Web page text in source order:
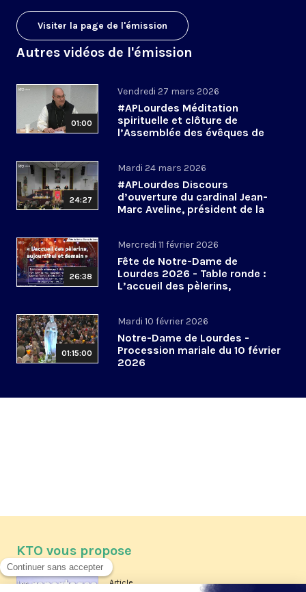
Visiter la page de l'émission
Autres vidéos de l'émission
01:00
Vendredi 27 mars 2026
#APLourdes Méditation
spirituelle et clôture de
l’Assemblée des évêques de
24:27
Mardi 24 mars 2026
#APLourdes Discours
d’ouverture du cardinal Jean-
Marc Aveline, président de la
26:38
Mercredi 11 février 2026
Fête de Notre-Dame de
Lourdes 2026 - Table ronde :
L’accueil des pèlerins,
01:15:00
Mardi 10 février 2026
Notre-Dame de Lourdes -
Procession mariale du 10 février
2026
KTO vous propose
Article